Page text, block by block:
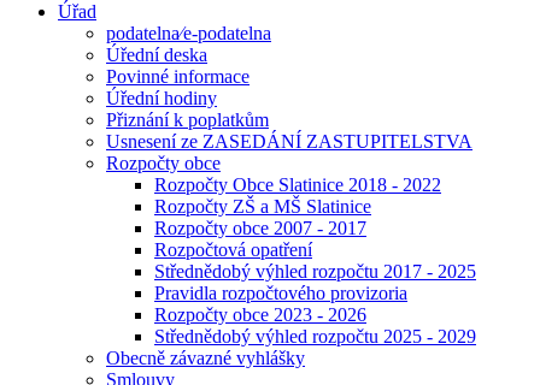
Úřad
podatelna⁄e-podatelna
Úřední deska
Povinné informace
Úřední hodiny
Přiznání k poplatkům
Usnesení ze ZASEDÁNÍ ZASTUPITELSTVA
Rozpočty obce
Rozpočty Obce Slatinice 2018 - 2022
Rozpočty ZŠ a MŠ Slatinice
Rozpočty obce 2007 - 2017
Rozpočtová opatření
Střednědobý výhled rozpočtu 2017 - 2025
Pravidla rozpočtového provizoria
Rozpočty obce 2023 - 2026
Střednědobý výhled rozpočtu 2025 - 2029
Obecně závazné vyhlášky
Smlouvy